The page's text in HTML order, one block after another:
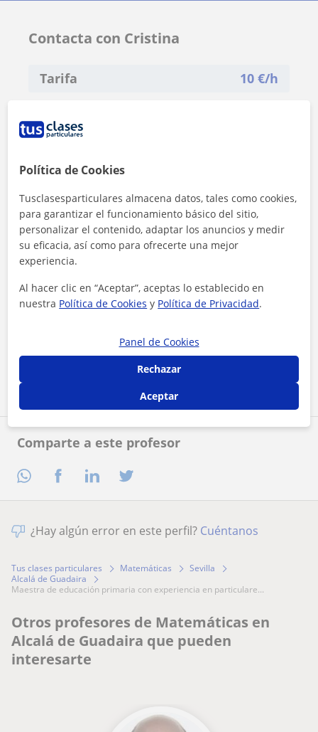
Comparte a este profesor
Contacta con Cristina
Tarifa 10 €/h
Contactar ahora
¿Hay algún error en este perfil? Cuéntanos
Tus clases particulares Matemáticas
Sevilla
Alcalá de Guadaira
maestra de educación primaria con experiencia en particulare...
Otros profesores de Matemáticas en
Alcalá de Guadaira que pueden
interesarte
Política de Cookies
Tusclasesparticulares almacena datos, tales como cookies,
para garantizar el funcionamiento básico del sitio,
personalizar el contenido, adaptar los anuncios y medir
su eficacia, así como para ofrecerte una mejor
experiencia.
Al hacer clic en “Aceptar”, aceptas lo establecido en
nuestra Política de Cookies y Política de Privacidad.
Panel de Cookies
Rechazar
Aceptar